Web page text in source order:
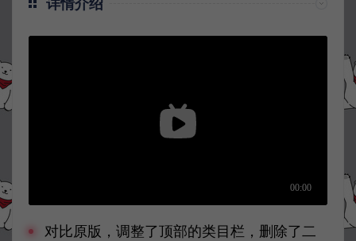
详情介绍
对比原版，调整了顶部的类目栏，删除了二